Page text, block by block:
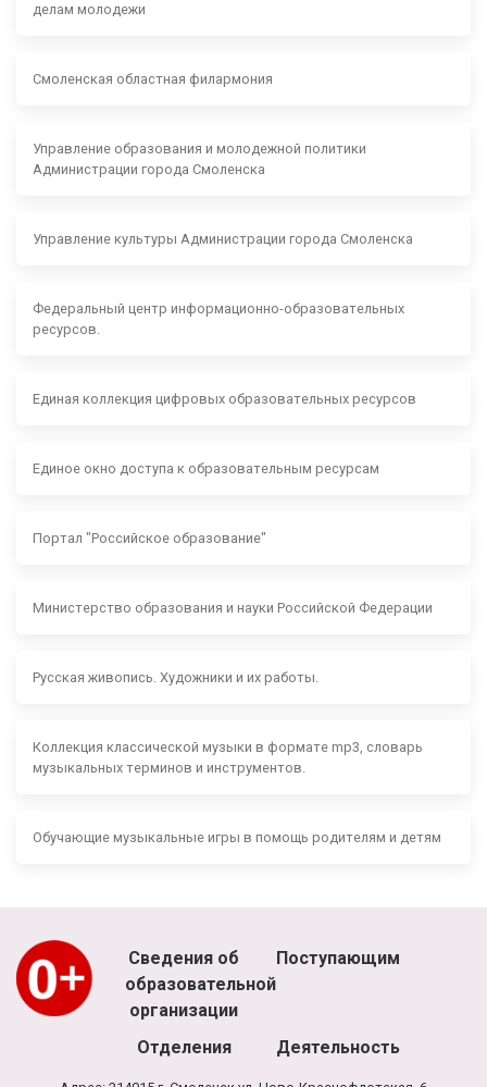
делам молодежи
Смоленская областная филармония
Управление образования и молодежной политики
Администрации города Смоленска
Управление культуры Администрации города Смоленска
Федеральный центр информационно-образовательных
ресурсов.
Единая коллекция цифровых образовательных ресурсов
Единое окно доступа к образовательным ресурсам
Портал "Российское образование"
Министерство образования и науки Российской Федерации
Русская живопись. Художники и их работы.
Коллекция классической музыки в формате mp3, словарь
музыкальных терминов и инструментов.
Обучающие музыкальные игры в помощь родителям и детям
Сведения об
образовательной
организации
Поступающим
Отделения Деятельность